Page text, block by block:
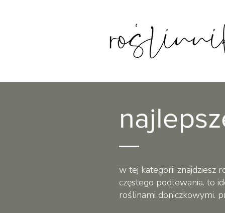
w tej kategorii znajdziesz
częstego podlewania. to
roślinami doniczkowymi.